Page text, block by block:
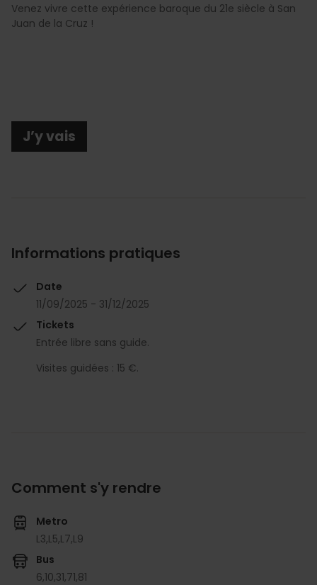
Venez vivre cette expérience baroque du 21e siècle à San
Juan de la Cruz !
J’y vais
Informations pratiques
Date
11/09/2025 - 31/12/2025
Tickets
Entrée libre sans guide.
Visites guidées : 15 €.
Comment s'y rendre
Metro
L3,L5,L7,L9
Bus
6,10,31,71,81